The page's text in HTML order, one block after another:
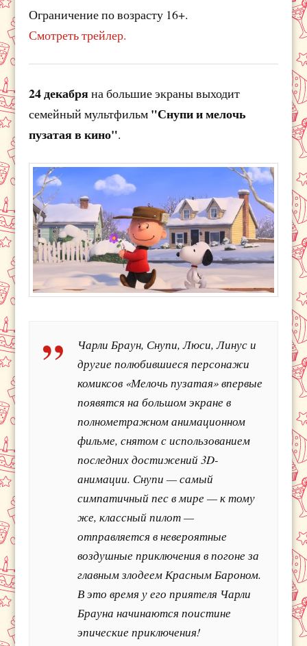
Ограничение по возрасту 16+.
Смотреть трейлер.
24 декабряна большие экраны выходит
семейный мультфильм "Снупи и мелочь
пузатая в кино".
Чарли Браун, Снупи, Люси, Линус и
другие полюбившиеся персонажи
комиксов «Мелочь пузатая» впервые
появятся на большом экране в
полнометражном анимационном
фильме, снятом с использованием
последних достижений 3D-
анимации. Снупи — самый
симпатичный пес в мире — к тому
же, классный пилот —
отправляется в невероятные
воздушные приключения в погоне за
главным злодеем Красным Бароном.
В это время у его приятеля Чарли
Брауна начинаются поистине
эпические приключения!